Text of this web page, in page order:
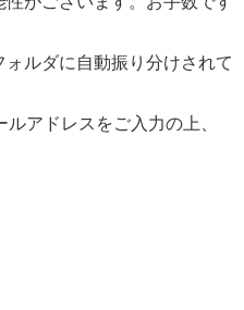
ルダに自動振り分けされて
アドレスをご入力の上、